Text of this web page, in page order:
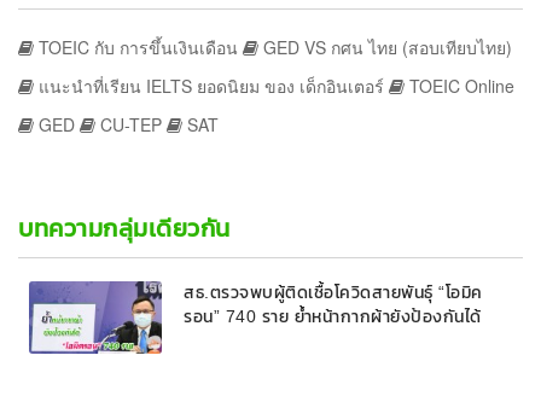
TOEIC กับ การขึ้นเงินเดือน
GED VS กศน ไทย (สอบเทียบไทย)
แนะนำที่เรียน IELTS ยอดนิยม ของ เด็กอินเตอร์
TOEIC Online
GED
CU-TEP SAT
บทความกลุ่มเดียวกัน
สธ.ตรวจพบผู้ติดเชื้อโควิดสายพันธุ์ “โอมิค
รอน” 740 ราย ย้ำหน้ากากผ้ายังป้องกันได้